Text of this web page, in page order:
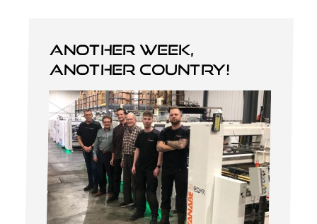
Another week,
another country!